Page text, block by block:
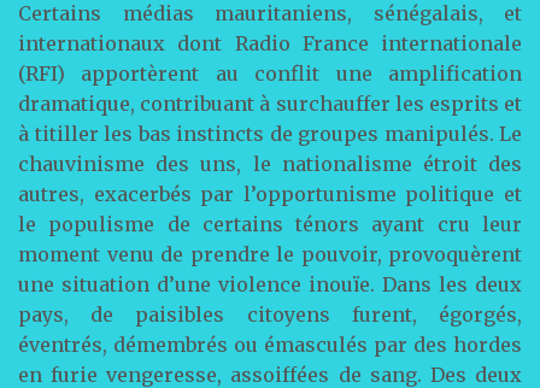
Certains médias mauritaniens, sénégalais, et
internationaux dont Radio France internationale
(RFI) apportèrent au conflit une amplification
dramatique, contribuant à surchauffer les esprits et
à titiller les bas instincts de groupes manipulés. Le
chauvinisme des uns, le nationalisme étroit des
autres, exacerbés par l’opportunisme politique et
le populisme de certains ténors ayant cru leur
moment venu de prendre le pouvoir, provoquèrent
une situation d’une violence inouïe. Dans les deux
pays, de paisibles citoyens furent, égorgés,
éventrés, démembrés ou émasculés par des hordes
en furie vengeresse, assoiffées de sang. Des deux